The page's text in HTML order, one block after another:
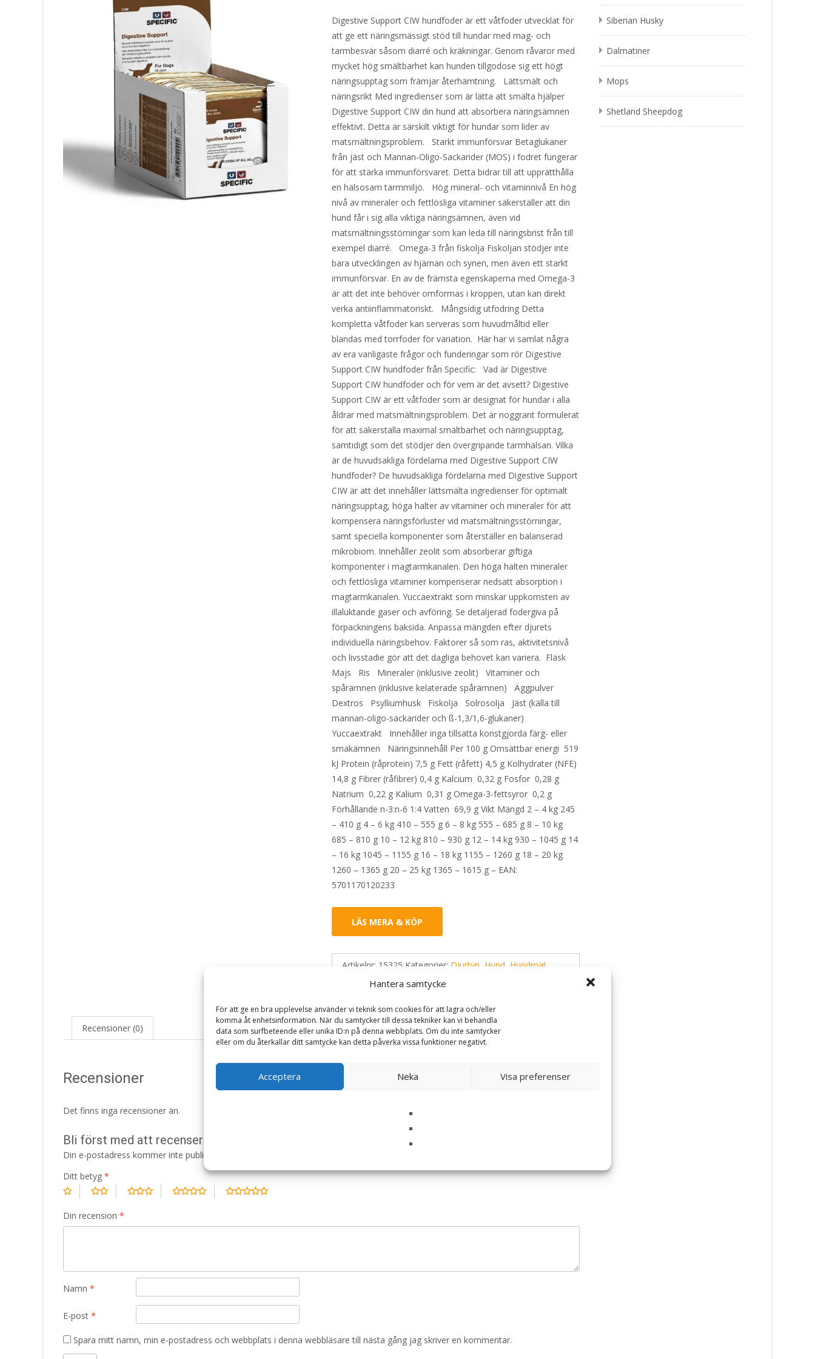
Hantera samtycke
För att ge en bra upplevelse använder vi teknik som cookies för att lagra och/eller
komma åt enhetsinformation. När du samtycker till dessa tekniker kan vi behandla
data som surfbeteende eller unika ID:n på denna webbplats. Om du inte samtycker
eller om du återkallar ditt samtycke kan detta påverka vissa funktioner negativt.
Acceptera Neka Visa preferenser
Digestive Support CIW hundfoder är ett våtfoder utvecklat för
att ge ett näringsmässigt stöd till hundar med mag- och
tarmbesvär såsom diarré och kräkningar. Genom råvaror med
mycket hög smältbarhet kan hunden tillgodose sig ett högt
näringsupptag som främjar återhämtning. Lättsmält och
näringsrikt Med ingredienser som är lätta att smälta hjälper
Digestive Support CIW din hund att absorbera näringsämnen
effektivt. Detta är särskilt viktigt för hundar som lider av
matsmältningsproblem. Starkt immunförsvar Betaglukaner
från jäst och Mannan-Oligo-Sackarider (MOS) i fodret fungerar
för att stärka immunförsvaret. Detta bidrar till att upprätthålla
en hälsosam tarmmiljö. Hög mineral- och vitaminnivå En hög
nivå av mineraler och fettlösliga vitaminer säkerställer att din
hund får i sig alla viktiga näringsämnen, även vid
matsmältningsstörningar som kan leda till näringsbrist från till
exempel diarré. Omega-3 från fiskolja Fiskoljan stödjer inte
bara utvecklingen av hjärnan och synen, men även ett starkt
immunförsvar. En av de främsta egenskaperna med Omega-3
är att det inte behöver omformas i kroppen, utan kan direkt
verka antiinflammatoriskt. Mångsidig utfodring Detta
kompletta våtfoder kan serveras som huvudmåltid eller
blandas med torrfoder för variation. Här har vi samlat några
av era vanligaste frågor och funderingar som rör Digestive
Support CIW hundfoder från Specific: Vad är Digestive
Support CIW hundfoder och för vem är det avsett? Digestive
Support CIW är ett våtfoder som är designat för hundar i alla
åldrar med matsmältningsproblem. Det är noggrant formulerat
för att säkerställa maximal smältbarhet och näringsupptag,
samtidigt som det stödjer den övergripande tarmhälsan. Vilka
är de huvudsakliga fördelarna med Digestive Support CIW
hundfoder? De huvudsakliga fördelarna med Digestive Support
CIW är att det innehåller lättsmälta ingredienser för optimalt
näringsupptag, höga halter av vitaminer och mineraler för att
kompensera näringsförluster vid matsmältningsstörningar,
samt speciella komponenter som återställer en balanserad
mikrobiom. Innehåller zeolit som absorberar giftiga
komponenter i magtarmkanalen. Den höga halten mineraler
och fettlösliga vitaminer kompenserar nedsatt absorption i
magtarmkanalen. Yuccaextrakt som minskar uppkomsten av
illaluktande gaser och avföring. Se detaljerad fodergiva på
förpackningens baksida. Anpassa mängden efter djurets
individuella näringsbehov. Faktorer så som ras, aktivitetsnivå
och livsstadie gör att det dagliga behovet kan variera. Fläsk
Majs Ris Mineraler (inklusive zeolit) Vitaminer och
spårämnen (inklusive kelaterade spårämnen) Äggpulver
Dextros Psylliumhusk Fiskolja Solrosolja Jäst (källa till
mannan-oligo-sackarider och ß-1,3/1,6-glukaner)
Yuccaextrakt Innehåller inga tillsatta konstgjorda färg- eller
smakämnen Näringsinnehåll Per 100 g Omsättbar energi 519
kJ Protein (råprotein) 7,5 g Fett (råfett) 4,5 g Kolhydrater (NFE)
14,8 g Fibrer (råfibrer) 0,4 g Kalcium 0,32 g Fosfor 0,28 g
Natrium 0,22 g Kalium 0,31 g Omega-3-fettsyror 0,2 g
Förhållande n-3:n-6 1:4 Vatten 69,9 g Vikt Mängd 2 – 4 kg 245
– 410 g 4 – 6 kg 410 – 555 g 6 – 8 kg 555 – 685 g 8 – 10 kg
685 – 810 g 10 – 12 kg 810 – 930 g 12 – 14 kg 930 – 1045 g 14
– 16 kg 1045 – 1155 g 16 – 18 kg 1155 – 1260 g 18 – 20 kg
1260 – 1365 g 20 – 25 kg 1365 – 1615 g – EAN:
5701170120233
LÄS MERA & KÖP
Artikelnr: 15325 Kategorier: Djurtyp Hund Hundmat
Mage och Tarm ,Veterinärfoder
Recensioner (0)
Recensioner
Det finns inga recensioner än.
Bli först med att recensera ”Digestive Support CIW hundfoder – 7 x 100 g – Specific”
Din e-postadress kommer inte publiceras.
Ditt betyg *
Din recension *
Namn *
E-post *
Spara mitt namn, min e-postadress och webbplats i denna webbläsare till nästa gång jag skriver en kommentar.
Siberian Husky
Dalmatiner
Mops
Shetland Sheepdog